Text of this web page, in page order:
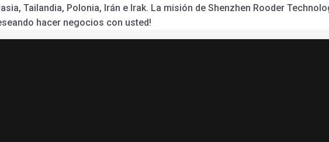
Tailandia, Polonia, Irán e Irak. La misión de Shenzhen Rooder
hacer negocios con usted!